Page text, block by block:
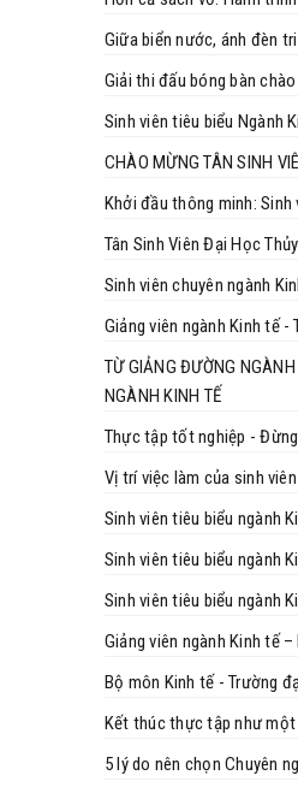
Giữa biển nước, ánh đèn
Giải thi đấu bóng bàn
Sinh viên tiêu biểu Ngành
CHÀO MỪNG TÂN SINH
Khởi đầu thông minh: Sinh
Tân Sinh Viên Đại Học
Sinh viên chuyên ngành
Giảng viên ngành Kinh tế
TỪ GIẢNG ĐƯỜNG
NGÀNH KINH TẾ
Thực tập tốt nghiệp -
Vị trí việc làm của sinh
Sinh viên tiêu biểu ngành
Sinh viên tiêu biểu ngành
Sinh viên tiêu biểu ngành
Giảng viên ngành Kinh tế
Bộ môn Kinh tế - Trường
Kết thúc thực tập như một